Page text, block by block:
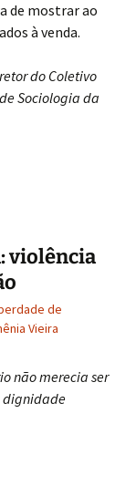
de mostrar ao
à venda.
do Coletivo
Sociologia da
violência
de
Vieira
não merecia ser
dignidade